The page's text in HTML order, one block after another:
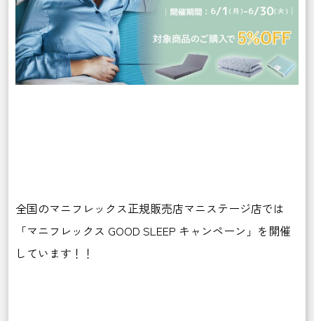
全国のマニフレックス正規販売店マニステージ店では
「マニフレックス GOOD SLEEP キャンペーン」を開催
しています！！